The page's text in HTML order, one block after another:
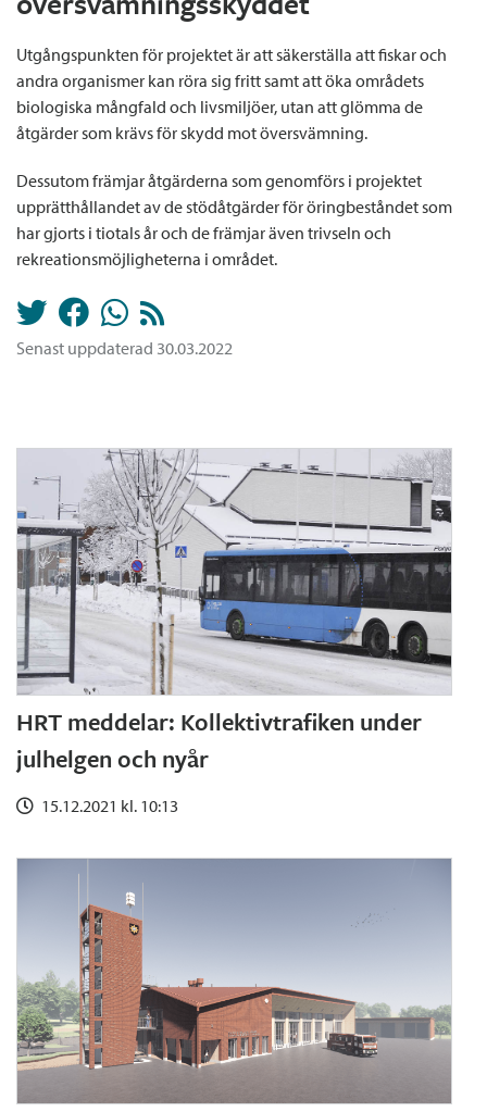
Utgångspunkten för projektet är att säkerställa att fiskar och
andra organismer kan röra sig fritt samt att öka områdets
biologiska mångfald och livsmiljöer, utan att glömma de
åtgärder som krävs för skydd mot översvämning.
Dessutom främjar åtgärderna som genomförs i projektet
upprätthållandet av de stödåtgärder för öringbeståndet som
har gjorts i tiotals år och de främjar även trivseln och
rekreationsmöjligheterna i området.
Senast uppdaterad 30.03.2022
HRT meddelar: Kollektivtrafiken under
julhelgen och nyår
15.12.2021 kl. 10:13